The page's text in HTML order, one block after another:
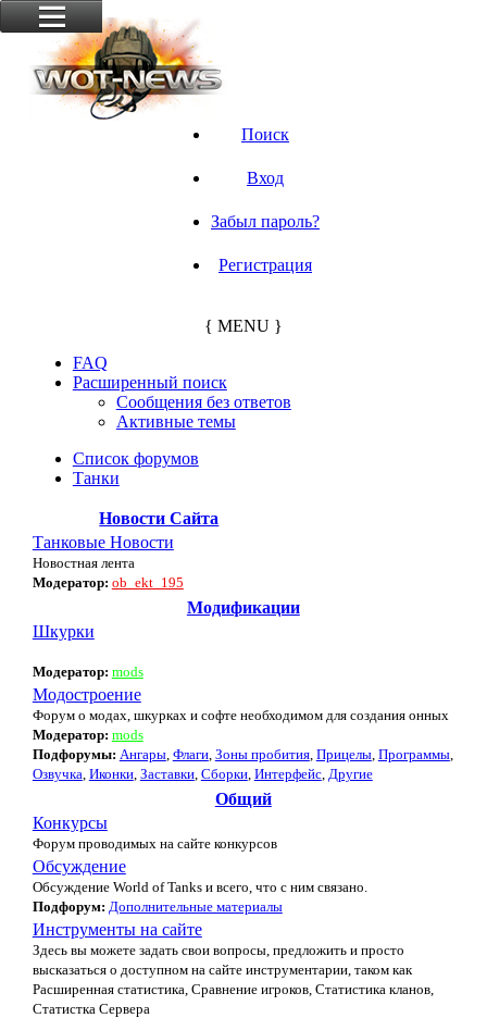
Поиск
Вход
Забыл пароль?
Регистрация
{ MENU }
FAQ
Расширенный поиск
Сообщения без ответов
Активные темы
Список форумов
Танки
Новости Сайта
Танковые Новости
Новостная лента
Модератор: ob_ekt_195
Модификации
Шкурки
Модератор: mods
Модостроение
Форум о модах, шкурках и софте необходимом для создания онных
Модератор: mods
Подфорумы: Ангары, Флаги, Зоны пробития, Прицелы, Программы,
Озвучка, Иконки, Заставки, Сборки, Интерфейс, Другие
Общий
Конкурсы
Форум проводимых на сайте конкурсов
Обсуждение
Обсуждение World of Tanks и всего, что с ним связано.
Подфорум: Дополнительные материалы
Инструменты на сайте
Здесь вы можете задать свои вопросы, предложить и просто
высказаться о доступном на сайте инструментарии, таком как
Расширенная статистика, Сравнение игроков, Статистика кланов,
Статистка Сервера